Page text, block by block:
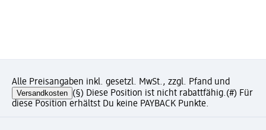
Alle Preisangaben inkl. gesetzl. MwSt., zzgl. Pfand und
Versandkosten (§) Diese Position ist nicht rabattfähig.(#) Für
diese Position erhältst Du keine PAYBACK Punkte.